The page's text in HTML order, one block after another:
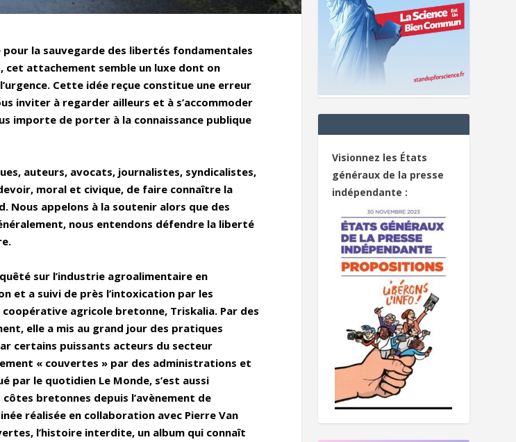
la sauvegarde des libertés fondamentales
cet attachement semble un luxe dont on
Cette idée reçue constitue une erreur
inviter à regarder ailleurs et à s’accommoder
importe de porter à la connaissance publique
auteurs, avocats, journalistes, syndicalistes,
moral et civique, de faire connaître la
Nous appelons à la soutenir alors que des
nous entendons défendre la liberté
sur l’industrie agroalimentaire en
et a suivi de près l’intoxication par les
agricole bretonne, Triskalia. Par des
elle a mis au grand jour des pratiques
certains puissants acteurs du secteur
« couvertes » par des administrations et
le quotidien Le Monde, s’est aussi
bretonnes depuis l’avènement de
réalisée en collaboration avec Pierre Van
l’histoire interdite, un album qui connaît
Visionnez les États
généraux de la presse
indépendante :